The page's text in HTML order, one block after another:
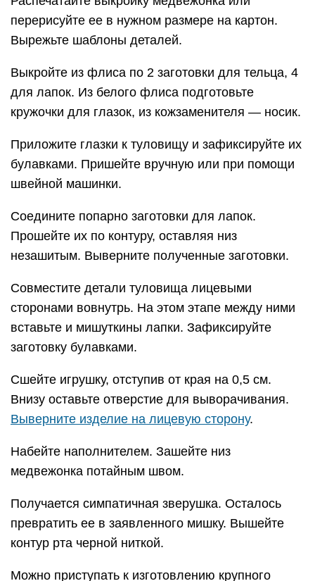
перерисуйте ее в нужном размере на картон.
Вырежьте шаблоны деталей.
Выкройте из флиса по 2 заготовки для тельца, 4
для лапок. Из белого флиса подготовьте
кружочки для глазок, из кожзаменителя — носик.
Приложите глазки к туловищу и зафиксируйте их
булавками. Пришейте вручную или при помощи
швейной машинки.
Соедините попарно заготовки для лапок.
Прошейте их по контуру, оставляя низ
незашитым. Выверните полученные заготовки.
Совместите детали туловища лицевыми
сторонами вовнутрь. На этом этапе между ними
вставьте и мишуткины лапки. Зафиксируйте
заготовку булавками.
Сшейте игрушку, отступив от края на 0,5 см.
Внизу оставьте отверстие для выворачивания.
Выверните изделие на лицевую сторону.
Набейте наполнителем. Зашейте низ
медвежонка потайным швом.
Получается симпатичная зверушка. Осталось
превратить ее в заявленного мишку. Вышейте
контур рта черной ниткой.
Можно приступать к изготовлению крупного